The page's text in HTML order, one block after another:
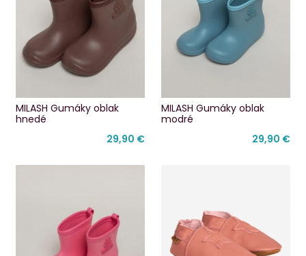
MILASH Gumáky oblak
hnedé
29,90 €
MILASH Gumáky oblak
modré
29,90 €